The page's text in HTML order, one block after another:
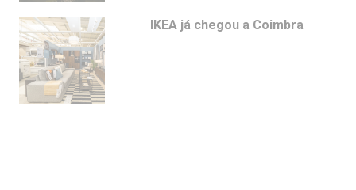
IKEA já chegou a Coimbra